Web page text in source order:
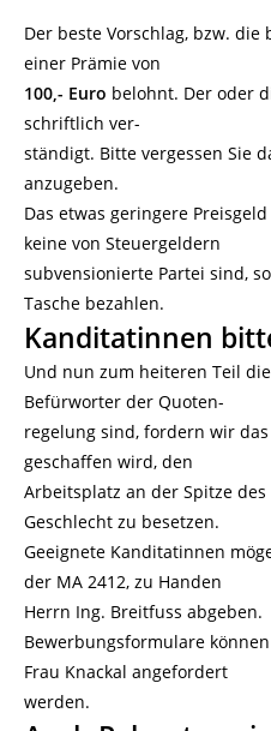
Der beste Vorschlag, bzw.
einer Prämie von
100,- Euro belohnt. Der oder
schriftlich ver-
ständigt. Bitte vergessen Sie
anzugeben.
Das etwas geringere
keine von Steuergeldern
subvensionierte Partei sind,
Tasche bezahlen.
Kanditatinnen
Und nun zum heiteren Teil
Befürworter der Quoten-
regelung sind, fordern wir
geschaffen wird, den
Arbeitsplatz an der Spitze
Geschlecht zu besetzen.
Geeignete Kanditatinnen
der MA 2412, zu Handen
Herrn Ing. Breitfuss abgeben.
Bewerbungsformulare
Frau Knackal angefordert
werden.